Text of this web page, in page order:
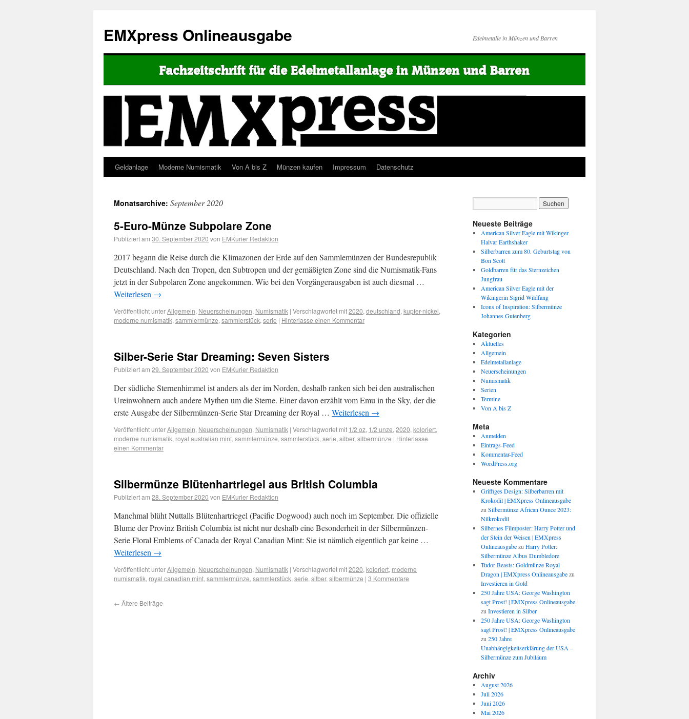
EMXpress Onlineausgabe Edelmetalle in Münzen und Barren
Geldanlage Moderne Numismatik Von A bis Z Münzen kaufen Impressum Datenschutz
Monatsarchive: September 2020
5-Euro-Münze Subpolare Zone
Publiziert am 30. September 2020 von EMKurier Redaktion
2017 begann die Reise durch die Klimazonen der Erde auf den Sammlemünzen der Bundesrepublik
Deutschland. Nach den Tropen, den Subtropen und der gemäßigten Zone sind die Numismatik-Fans
jetzt in der Subpolaren Zone angekommen. Wie bei den Vorgängerausgaben ist auch diesmal …
Weiterlesen →
Veröffentlicht unterAllgemein, Neuerscheinungen, Numismatik | Verschlagwortet mit2020, deutschland, kupfer-nickel,
moderne numismatik, sammlermünze, sammlerstück, serie | Hinterlasse einen Kommentar
Silber-Serie Star Dreaming: Seven Sisters
Publiziert am 29. September 2020 von EMKurier Redaktion
Der südliche Sternenhimmel ist anders als der im Norden, deshalb ranken sich bei den australischen
Ureinwohnern auch andere Mythen um die Sterne. Einer davon erzählt vom Emu in the Sky, der die
erste Ausgabe der Silbermünzen-Serie Star Dreaming der Royal … Weiterlesen →
Veröffentlicht unterAllgemein, Neuerscheinungen, Numismatik | Verschlagwortet mit 1/2 oz, 1/2 unze, 2020, koloriert,
moderne numismatik, royal australian mint, sammlermünze, sammlerstück, serie, silber, silbermünze | Hinterlasse
einen Kommentar
Silbermünze Blütenhartriegel aus British Columbia
Publiziert am 28. September 2020 von EMKurier Redaktion
Manchmal blüht Nuttalls Blütenhartriegel (Pacific Dogwood) auch noch im September. Die offizielle
Blume der Provinz British Columbia ist nicht nur deshalb eine Besonderheit in der Silbermünzen-
Serie Floral Emblems of Canada der Royal Canadian Mint: Sie ist nämlich eigentlich gar keine …
Weiterlesen →
Veröffentlicht unterAllgemein, Neuerscheinungen, Numismatik | Verschlagwortet mit2020, koloriert, moderne
numismatik, royal canadian mint, sammlermünze, sammlerstück, serie, silber, silbermünze | 3 Kommentare
← Ältere Beiträge
Neueste Beiträge
American Silver Eagle mit Wikinger
Halvar Earthshaker
Silberbarren zum 80. Geburtstag von
Bon Scott
Goldbarren für das Sternzeichen
Jungfrau
American Silver Eagle mit der
Wikingerin Sigrid Wildfang
Icons of Inspiration: Silbermünze
Johannes Gutenberg
Kategorien
Aktuelles
Allgemein
Edelmetallanlage
Neuerscheinungen
Numismatik
Serien
Termine
Von A bis Z
Meta
Anmelden
Eintrags-Feed
Kommentar-Feed
WordPress.org
Neueste Kommentare
Griffiges Design: Silberbarren mit
Krokodil | EMXpress Onlineausgabe
zu Silbermünze African Ounce 2023:
Nilkrokodil
Silbernes Filmposter: Harry Potter und
der Stein der Weisen | EMXpress
Onlineausgabezu Harry Potter:
Silbermünze Albus Dumbledore
Tudor Beasts: Goldmünze Royal
Dragon | EMXpress Onlineausgabezu
Investieren in Gold
250 Jahre USA: George Washington
sagt Prost! | EMXpress Onlineausgabe
zu Investieren in Silber
250 Jahre USA: George Washington
sagt Prost! | EMXpress Onlineausgabe
zu 250 Jahre
Unabhängigkeitserklärung der USA –
Silbermünze zum Jubiläum
Archiv
August 2026
Juli 2026
Juni 2026
Mai 2026